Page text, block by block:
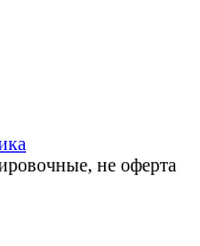
не оферта